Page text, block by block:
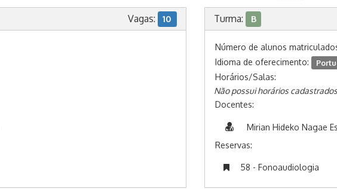
Vagas: 10 Turma: B
Número de alunos
Idioma de oferecimento:
Horários/Salas:
Não possui horários
Docentes:
Mirian Hideko Nagae
Reservas:
58 - Fonoaudiologia